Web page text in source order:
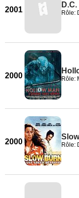
2001
Rôle:
2000 Rôle:
2000 Rôle: